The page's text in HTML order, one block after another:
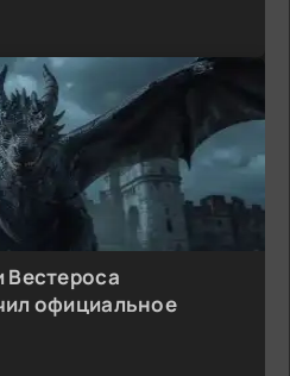
Вестероса
официальное